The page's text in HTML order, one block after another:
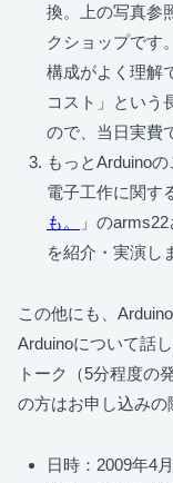
換。上の写真参
クショップです
構成がよく理解
コスト」という
ので、当日実費
もっとArduino
電子工作に関す
も。
」の
を紹介・実演し
この他にも、
Arduinoについて話
トーク（5分程度の
の方はお申し込みの
日時：2009年4